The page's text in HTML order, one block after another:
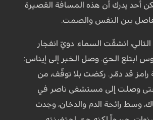
أحد يدرك أن هذه المسافة القصيرة
بين النفس والصمت.
انشقّت السماء. دويّ انفجار
ابتلع الحيّ. وصل الخبر إلى إيناس:
رامز قد دمّر. ركضت بلا توقّف، من
حتى وصلت إلى مستشفى ناصر في
وسط رائحة الدم والدخان، وجدت